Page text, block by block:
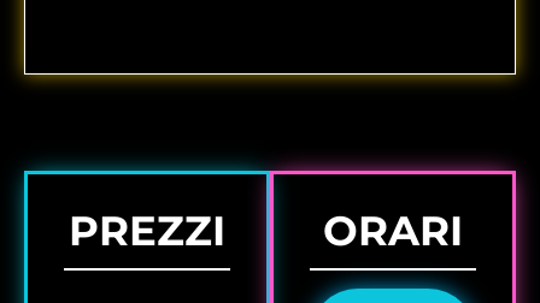
PREZZI ORARI